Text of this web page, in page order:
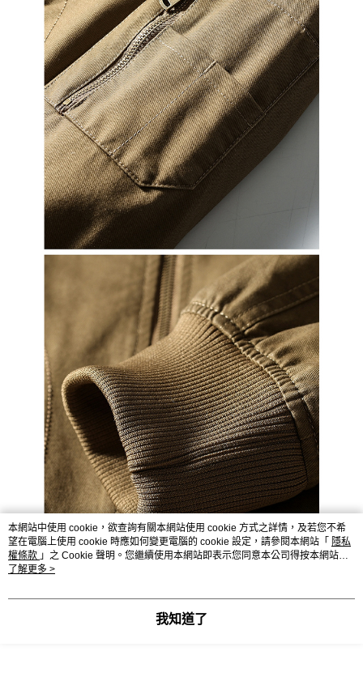
本網站中使用 cookie，欲查詢有關本網站使用 cookie 方式之詳情，及若您不希
望在電腦上使用 cookie 時應如何變更電腦的 cookie 設定，請參閱本網站「 隱私
權條款 」之 Cookie 聲明。您繼續使用本網站即表示您同意本公司得按本網站使
用條款之 Cookie 聲明使用 cookie。
了解更多 >
我知道了